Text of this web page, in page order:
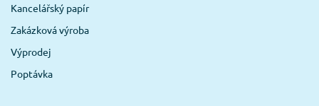
Kancelářský papír
Zakázková výroba
Výprodej
Poptávka